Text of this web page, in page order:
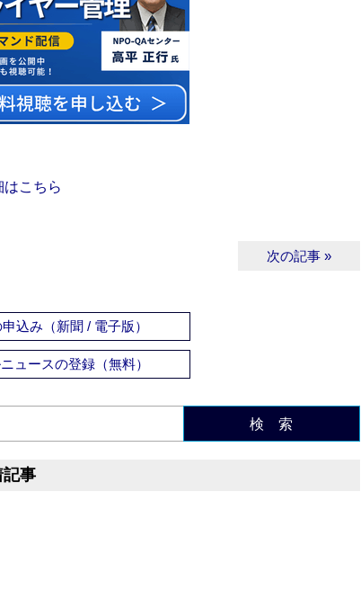
こちら
次の記事 »
込み（新聞 / 電子版）
ュースの登録（無料）
検 索
記事